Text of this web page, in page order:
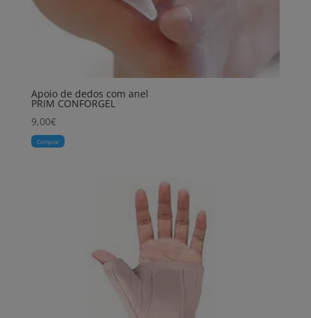
Apoio de dedos com anel
PRIM CONFORGEL
9,00€
Comprar